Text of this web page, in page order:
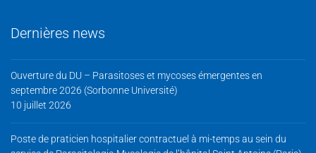
Dernières news
Ouverture du DU – Parasitoses et mycoses émergentes en
septembre 2026 (Sorbonne Université)
10 juillet 2026
Poste de praticien hospitalier contractuel à mi-temps au sein du